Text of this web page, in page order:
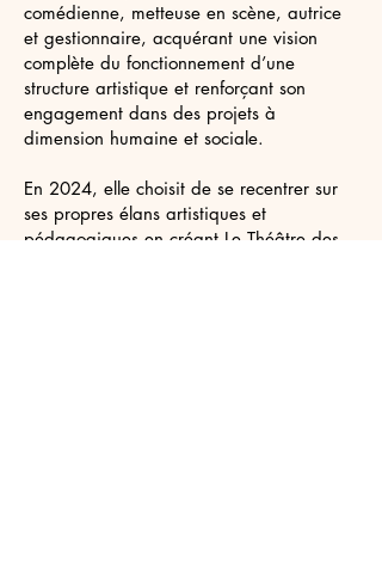
comédienne, metteuse en scène, autrice
et gestionnaire, acquérant une vision
complète du fonctionnement d’une
structure artistique et renforçant son
engagement dans des projets à
dimension humaine et sociale.
En 2024, elle choisit de se recentrer sur
ses propres élans artistiques et
pédagogiques en créant Le Théâtre des